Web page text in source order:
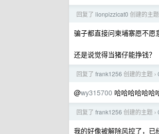
回复了 lionpizzicat0 创建的主题
骗子都直接问柬埔寨愿不愿
还是说觉得当猪仔能挣钱？
回复了 frank1256 创建的主题 ›
@wy315700 哈哈哈哈哈哈
回复了 frank1256 创建的主题 ›
我的好像被解除风控了，已